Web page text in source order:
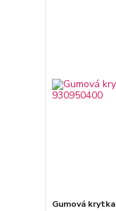
Gumová